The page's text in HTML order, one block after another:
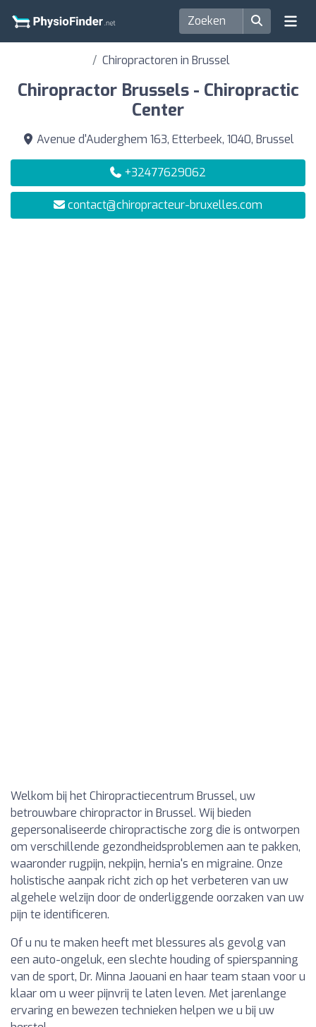
Chiropractoren in Brussel
Chiropractor Brussels - Chiropractic
Center
Avenue d'Auderghem 163, Etterbeek, 1040, Brussel
+32477629062
contact@chiropracteur-bruxelles.com
Welkom bij het Chiropractiecentrum Brussel, uw
betrouwbare chiropractor in Brussel. Wij bieden
gepersonaliseerde chiropractische zorg die is ontworpen
om verschillende gezondheidsproblemen aan te pakken,
waaronder rugpijn, nekpijn, hernia's en migraine. Onze
holistische aanpak richt zich op het verbeteren van uw
algehele welzijn door de onderliggende oorzaken van uw
pijn te identificeren.
Of u nu te maken heeft met blessures als gevolg van
een auto-ongeluk, een slechte houding of spierspanning
van de sport, Dr. Minna Jaouani en haar team staan voor u
klaar om u weer pijnvrij te laten leven. Met jarenlange
ervaring en bewezen technieken helpen we u bij uw